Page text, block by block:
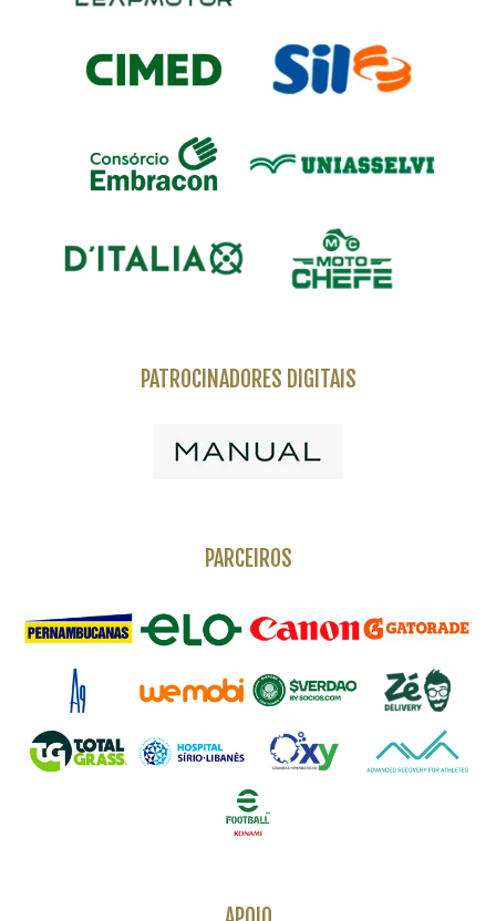
PATROCINADORES DIGITAIS
PARCEIROS